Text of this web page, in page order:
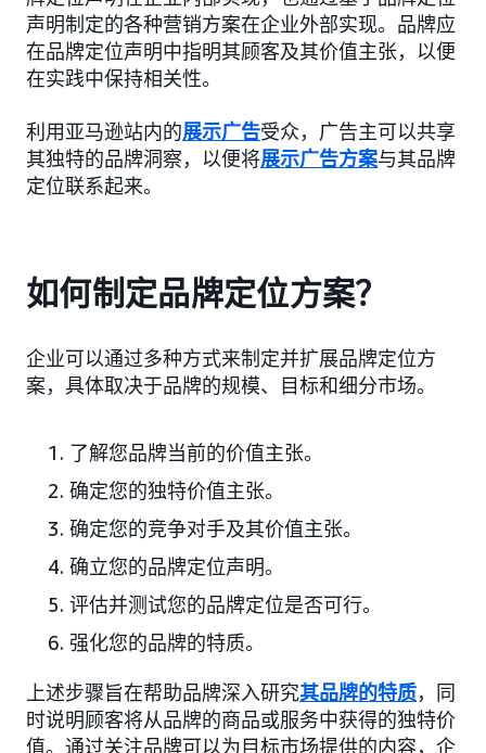
声明制定的各种营销方案在企业外部实现。品牌应
在品牌定位声明中指明其顾客及其价值主张，以便
在实践中保持相关性。
利用亚马逊站内的展示广告受众，广告主可以共享
其独特的品牌洞察，以便将展示广告方案与其品牌
定位联系起来。
如何制定品牌定位方案？
企业可以通过多种方式来制定并扩展品牌定位方
案，具体取决于品牌的规模、目标和细分市场。
了解您品牌当前的价值主张。
确定您的独特价值主张。
确定您的竞争对手及其价值主张。
确立您的品牌定位声明。
评估并测试您的品牌定位是否可行。
强化您的品牌的特质。
上述步骤旨在帮助品牌深入研究其品牌的特质，同
时说明顾客将从品牌的商品或服务中获得的独特价
值。通过关注品牌可以为目标市场提供的内容，企